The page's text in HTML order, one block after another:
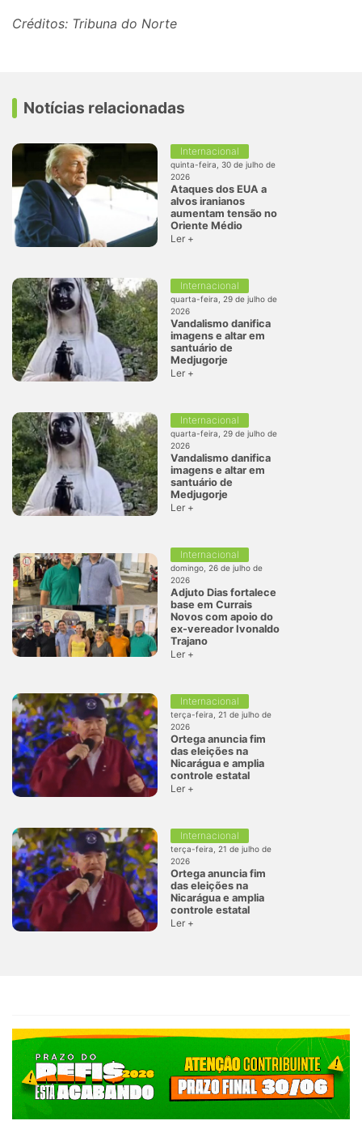
Créditos: Tribuna do Norte
Notícias relacionadas
Internacional
quinta-feira, 30 de julho de
2026
Ataques dos EUA a
alvos iranianos
aumentam tensão no
Oriente Médio
Ler +
Internacional
quarta-feira, 29 de julho de
2026
Vandalismo danifica
imagens e altar em
santuário de
Medjugorje
Ler +
Internacional
quarta-feira, 29 de julho de
2026
Vandalismo danifica
imagens e altar em
santuário de
Medjugorje
Ler +
Internacional
domingo, 26 de julho de
2026
Adjuto Dias fortalece
base em Currais
Novos com apoio do
ex-vereador Ivonaldo
Trajano
Ler +
Internacional
terça-feira, 21 de julho de
2026
Ortega anuncia fim
das eleições na
Nicarágua e amplia
controle estatal
Ler +
Internacional
terça-feira, 21 de julho de
2026
Ortega anuncia fim
das eleições na
Nicarágua e amplia
controle estatal
Ler +